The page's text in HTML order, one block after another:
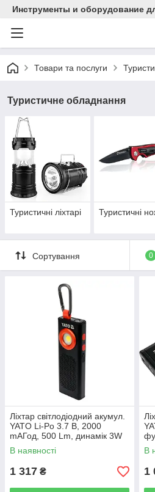
Инструменты и оборудование
Товари та послуги
Туристичне обладнання
Туристичні ліхтарі Туристичні
Сортування 0
Ліхтар світлодіодний акумул.
YATO Li-Po 3.7 В, 2000
mАГод, 500 Lm, динамік 3W
Bluetooth YT-08557
В наявності
1 317 ₴
В
1